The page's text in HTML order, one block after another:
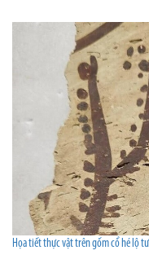
Họa tiết thực vật trên gốm cổ hé lộ